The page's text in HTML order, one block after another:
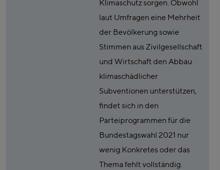
Klimaschutz sorgen. Obwohl
laut Umfragen eine Mehrheit
der Bevölkerung sowie
Stimmen aus Zivilgesellschaft
und Wirtschaft den Abbau
klimaschädlicher
Subventionen unterstützen,
findet sich in den
Parteiprogrammen für die
Bundestagswahl 2021 nur
wenig Konkretes oder das
Thema fehlt vollständig.